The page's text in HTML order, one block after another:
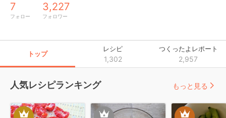
7
フォロー
3,227
フォロワー
トップ
レシピ
1,302
つくったよレポート
2,957
人気レシピランキング もっと見る